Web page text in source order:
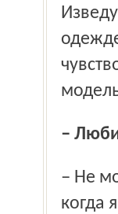
–
– Не могу сказать, что я лягушка-путешественница. Но
когда